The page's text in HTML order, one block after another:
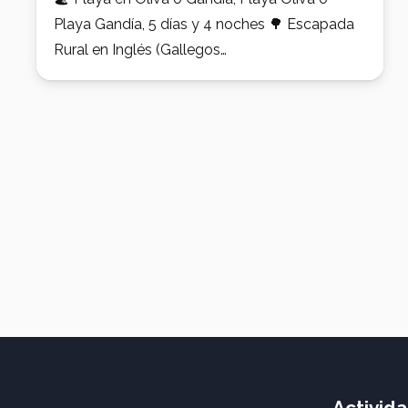
Playa Gandía, 5 días y 4 noches 🌳 Escapada
Rural en Inglés (Gallegos…